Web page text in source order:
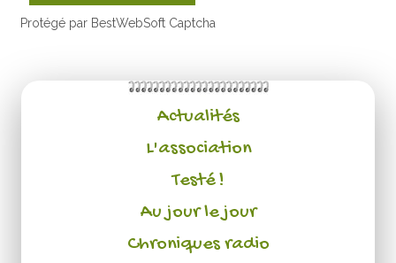
Protégé par BestWebSoft Captcha
Actualités
L'association
Testé !
Au jour le jour
Chroniques radio